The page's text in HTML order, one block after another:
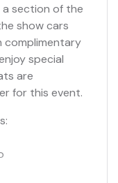
a section of the
show cars
complimentary
special
are
for this event.